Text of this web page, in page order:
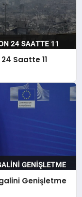
Saatte 11
Genişletme